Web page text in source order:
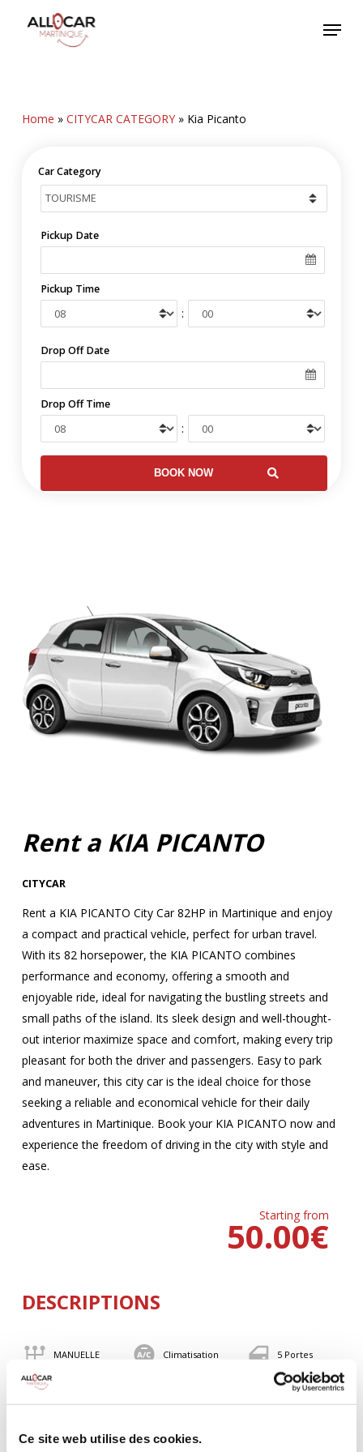
Ce site web utilise des cookies.
Menu
Home » CITYCAR CATEGORY» Kia Picanto
Car Category
Pickup Date
Pickup Time
:
Drop Off Date
Drop Off Time
:
Rent a KIA PICANTO
CITYCAR
Rent a KIA PICANTO City Car 82HP in Martinique and enjoy
a compact and practical vehicle, perfect for urban travel.
With its 82 horsepower, the KIA PICANTO combines
performance and economy, offering a smooth and
enjoyable ride, ideal for navigating the bustling streets and
small paths of the island. Its sleek design and well-thought-
out interior maximize space and comfort, making every trip
pleasant for both the driver and passengers. Easy to park
and maneuver, this city car is the ideal choice for those
seeking a reliable and economical vehicle for their daily
adventures in Martinique. Book your KIA PICANTO now and
experience the freedom of driving in the city with style and
ease.
Starting from
€
50.00
DESCRIPTIONS
MANUELLE Climatisation 5 Portes
BLUETOOTH 82 CV